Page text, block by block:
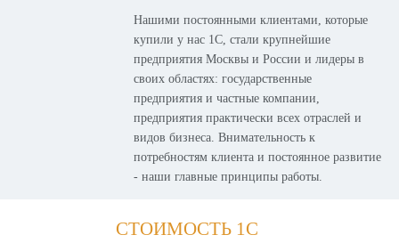
Нашими постоянными клиентами, которые
купили у нас 1С, стали крупнейшие
предприятия Москвы и России и лидеры в
своих областях: государственные
предприятия и частные компании,
предприятия практически всех отраслей и
видов бизнеса. Внимательность к
потребностям клиента и постоянное развитие
- наши главные принципы работы.
СТОИМОСТЬ 1С